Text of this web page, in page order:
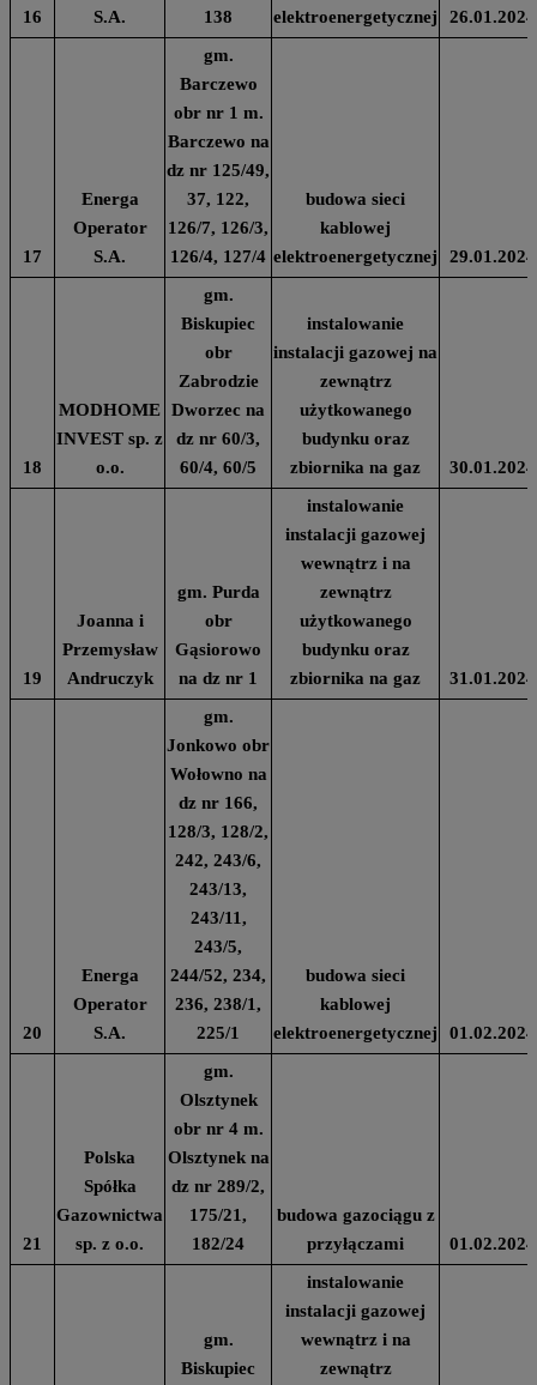
16
S.A.
138
elektroenergetycznej
26.01.2024
17
Energa
Operator
S.A.
gm.
Barczewo
obr nr 1 m.
Barczewo na
dz nr 125/49,
37, 122,
126/7, 126/3,
126/4, 127/4
budowa sieci
kablowej
elektroenergetycznej
29.01.2024
18
MODHOME
INVEST sp. z
o.o.
gm.
Biskupiec
obr
Zabrodzie
Dworzec na
dz nr 60/3,
60/4, 60/5
instalowanie
instalacji gazowej na
zewnątrz
użytkowanego
budynku oraz
zbiornika na gaz
30.01.2024
19
Joanna i
Przemysław
Andruczyk
gm. Purda
obr
Gąsiorowo
na dz nr 1
instalowanie
instalacji gazowej
wewnątrz i na
zewnątrz
użytkowanego
budynku oraz
zbiornika na gaz
31.01.2024
20
Energa
Operator
S.A.
gm.
Jonkowo obr
Wołowno na
dz nr 166,
128/3, 128/2,
242, 243/6,
243/13,
243/11,
243/5,
244/52, 234,
236, 238/1,
225/1
budowa sieci
kablowej
elektroenergetycznej
01.02.2024
21
Polska
Spółka
Gazownictwa
sp. z o.o.
gm.
Olsztynek
obr nr 4 m.
Olsztynek na
dz nr 289/2,
175/21,
182/24
budowa gazociągu z
przyłączami
01.02.2024
gm.
Biskupiec
instalowanie
instalacji gazowej
wewnątrz i na
zewnątrz